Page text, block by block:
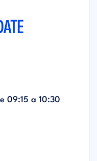
09:15 a 10:30